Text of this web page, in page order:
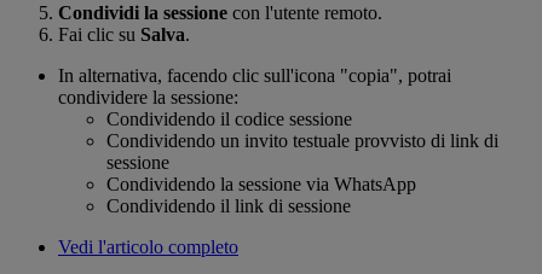
Condividi la sessione con l'utente remoto.
Fai clic su Salva.
In alternativa, facendo clic sull'icona "copia", potrai
condividere la sessione:
Condividendo il codice sessione
Condividendo un invito testuale provvisto di link di
sessione
Condividendo la sessione via WhatsApp
Condividendo il link di sessione
Vedi l'articolo completo